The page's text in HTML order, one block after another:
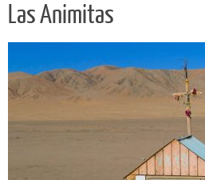
Las Animitas